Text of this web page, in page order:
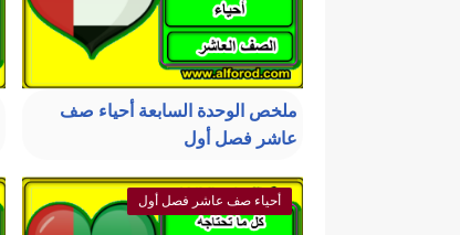
ملخص الوحدة السابعة أحياء صف
عاشر فصل أول
أحياء صف عاشر فصل أول